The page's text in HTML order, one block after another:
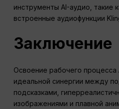
инструменты AI-аудио, такие
встроенные аудиофункции
Заключение
Освоение рабочего процесса
идеальной синергии между
подсказками,
изображениями и плавной